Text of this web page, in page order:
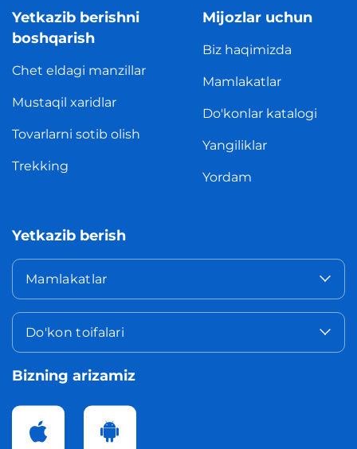
Yetkazib berishni
boshqarish
Chet eldagi manzillar
Mustaqil xaridlar
Tovarlarni sotib olish
Trekking
Mijozlar uchun
Biz haqimizda
Mamlakatlar
Do'konlar katalogi
Yangiliklar
Yordam
Yetkazib berish
Mamlakatlar
Do'kon toifalari
Bizning arizamiz